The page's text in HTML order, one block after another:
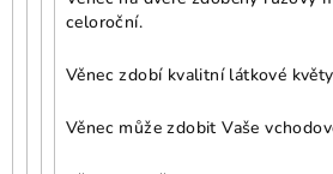
celoroční.
Věnec zdobí kvalitní látkové
Věnec může zdobit Vaše